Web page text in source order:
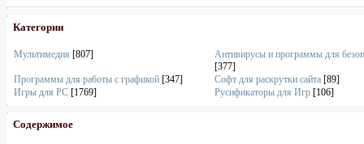
Категории
Мультимедия [807]
Антивирусы и программы для
[377]
Программы для работы с графикой [347] Софт для раскрутки сайта [89]
Игры для PC [1769] Русификаторы для Игр [106]
Содержимое